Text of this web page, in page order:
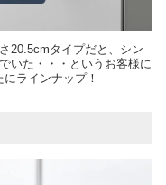
20.5cmタイプだと、シン
いた・・・というお客様に
ラインナップ！